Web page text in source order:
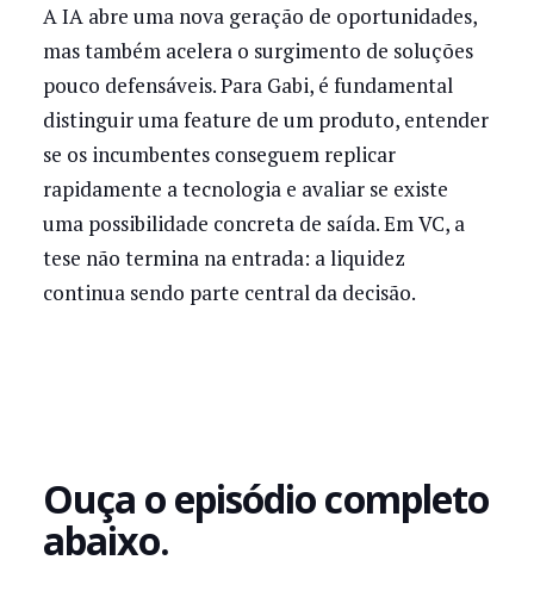
A IA abre uma nova geração de oportunidades,
mas também acelera o surgimento de soluções
pouco defensáveis. Para Gabi, é fundamental
distinguir uma feature de um produto, entender
se os incumbentes conseguem replicar
rapidamente a tecnologia e avaliar se existe
uma possibilidade concreta de saída. Em VC, a
tese não termina na entrada: a liquidez
continua sendo parte central da decisão.
Ouça o episódio completo
abaixo.